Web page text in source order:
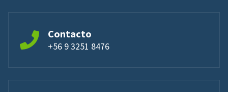
Contacto
+56 9 3251 8476